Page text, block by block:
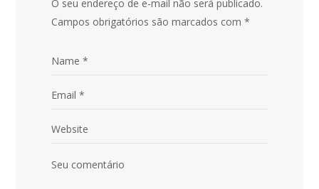
O seu endereço de e-mail não será publicado.
Campos obrigatórios são marcados com*